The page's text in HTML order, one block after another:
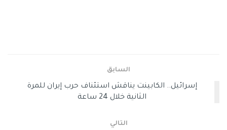
السابق
إسرائيل.. الكابينت يناقش استئناف حرب إيران للمرة
الثانية خلال 24 ساعة
التالي